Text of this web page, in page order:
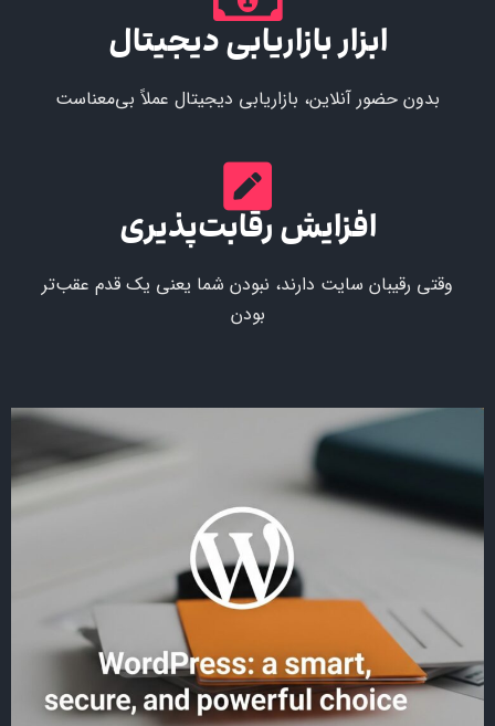
ابزار بازاریابی دیجیتال
بدون حضور آنلاین، بازاریابی دیجیتال عملاً بی‌معناست
افزایش رقابت‌پذیری
وقتی رقیبان سایت دارند، نبودن شما یعنی یک قدم عقب‌تر
بودن